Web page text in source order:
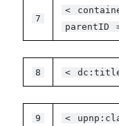
7
<
parentID
8 <
9 <